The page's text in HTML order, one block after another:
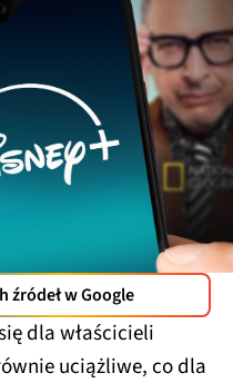
źródeł w Google
dla właścicieli
uciążliwe, co dla